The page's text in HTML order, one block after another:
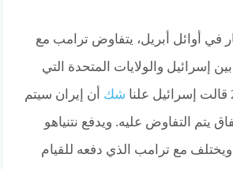
في أوائل أبريل، يتفاوض ترامب مع
إسرائيل والولايات المتحدة التي
شك أن إيران سيتم
يتم التفاوض عليه. ويدفع نتنياهو
مع ترامب الذي دفعه للقيام